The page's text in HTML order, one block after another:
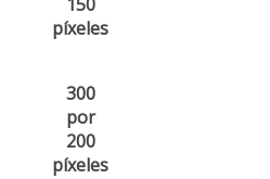
150
píxeles
300
por
200
píxeles